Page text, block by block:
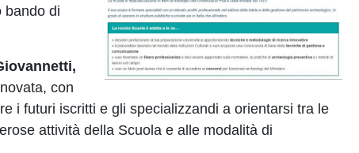
bando di
con
i futuri iscritti e gli specializzandi a orientarsi tra le
attività della Scuola e alle modalità di